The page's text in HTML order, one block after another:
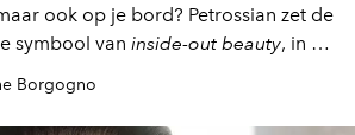
ook op je bord? Petrossian zet de
symbool van inside-out beauty, in de
creaties.
Borgogno